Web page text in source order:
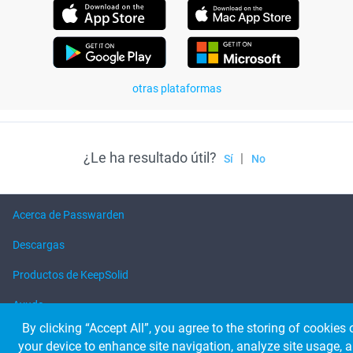
otras plataformas
¿Le ha resultado útil? Sí | No
Acerca de Passwarden
Descargas
Productos de KeepSolid
Ayuda
By clicking “Accept All”, you agree to the storing of cookies
your device to enhance site navigation, analyze site usage,